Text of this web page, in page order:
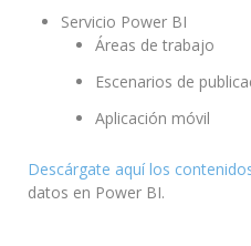
Servicio Power BI
Áreas de trabajo
Escenarios de
Aplicación móvil
Descárgate aquí los
datos en Power BI.